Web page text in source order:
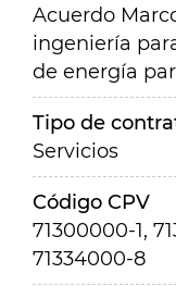
Acuerdo
ingeniería
de energía
Tipo de
Servicios
Código CPV
71300000-1,
71334000-8